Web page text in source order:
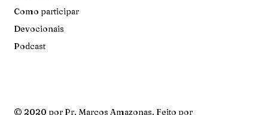
Como participar
Devocionais
Podcast
© 2020 por Pr. Marcos Amazonas. Feito por